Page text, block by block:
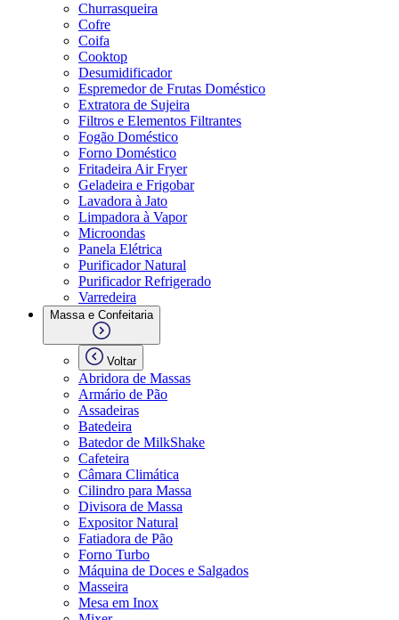
Churrasqueira
Cofre
Coifa
Cooktop
Desumidificador
Espremedor de Frutas Doméstico
Extratora de Sujeira
Filtros e Elementos Filtrantes
Fogão Doméstico
Forno Doméstico
Fritadeira Air Fryer
Geladeira e Frigobar
Lavadora à Jato
Limpadora à Vapor
Microondas
Panela Elétrica
Purificador Natural
Purificador Refrigerado
Varredeira
Massa e Confeitaria
Voltar
Abridora de Massas
Armário de Pão
Assadeiras
Batedeira
Batedor de MilkShake
Cafeteira
Câmara Climática
Cilindro para Massa
Divisora de Massa
Expositor Natural
Fatiadora de Pão
Forno Turbo
Máquina de Doces e Salgados
Masseira
Mesa em Inox